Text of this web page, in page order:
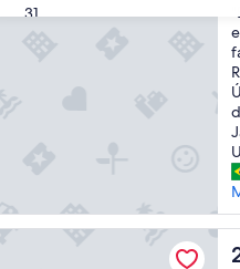
31
E
x
p
e
r
i
ê
n
c
i
a
ú
Muotka & Igloos